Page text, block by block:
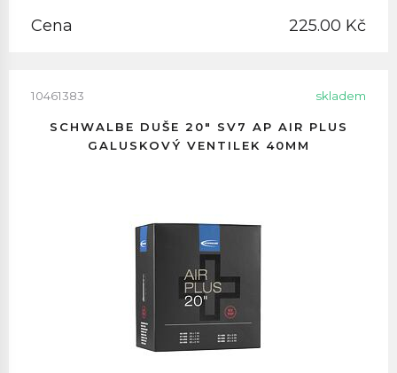
Cena 225.00 Kč
10461383 skladem
SCHWALBE DUŠE 20" SV7 AP AIR PLUS
GALUSKOVÝ VENTILEK 40MM